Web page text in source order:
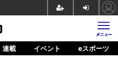
連載 イベント eスポーツ